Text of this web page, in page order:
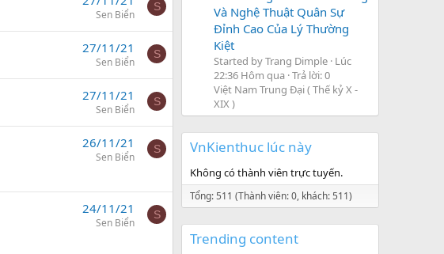
Sen Biển
S
27/11/21
Sen Biển
S
27/11/21
Sen Biển
S
26/11/21
Sen Biển
S
24/11/21
Sen Biển
S
Và Nghệ Thuật Quân Sự
Đỉnh Cao Của Lý Thường
Kiệt
Started by Trang Dimple Lúc
22:36 Hôm qua Trả lời: 0
Việt Nam Trung Đại ( Thế kỷ X -
XIX )
VnKienthuc lúc này
Không có thành viên trực tuyến.
Tổng: 511 (Thành viên: 0, khách: 511)
Trending content